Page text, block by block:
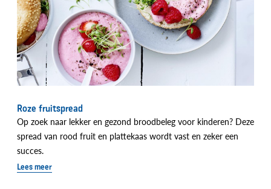
Roze fruitspread
Op zoek naar lekker en gezond broodbeleg voor kinderen? Deze
spread van rood fruit en plattekaas wordt vast en zeker een
succes.
Lees meer